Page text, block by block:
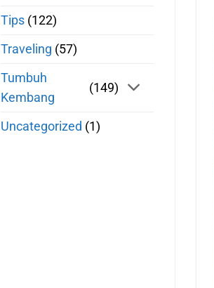
Tips (122)
Traveling (57)
Tumbuh
Kembang
(149)
Uncategorized (1)